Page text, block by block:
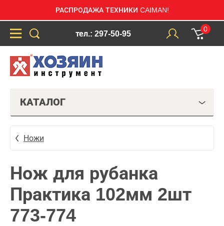
РАСПРОДАЖА ТЕХНИКИ CAIMAN!
тел.: 297-50-95
0
КАТАЛОГ
Ножи
Нож для рубанка
Практика 102мм 2шт
773-774